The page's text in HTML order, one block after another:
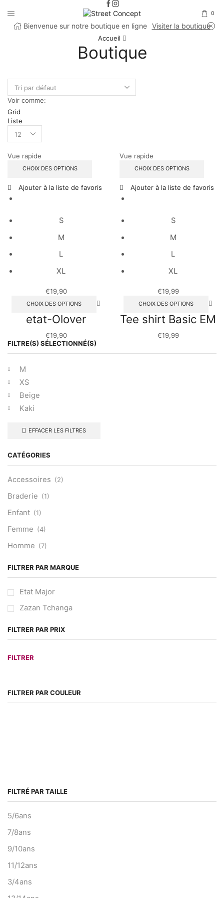
0
Bienvenue sur notre boutique en ligne Visiter la boutique
Accueil
Boutique
Voir comme:
Grid
Liste
per
Vue rapide
CHOIX DES OPTIONS
Ajouter à la liste de favoris
S
M
L
XL
€19,90
CHOIX DES OPTIONS
etat-Olover
€19,90
Vue rapide
CHOIX DES OPTIONS
Ajouter à la liste de favoris
S
M
L
XL
€19,99
CHOIX DES OPTIONS
Tee shirt Basic EM
€19,99
FILTRE(S) SÉLECTIONNÉ(S)
M
XS
Beige
Kaki
EFFACER LES FILTRES
CATÉGORIES
Accessoires (2)
Braderie (1)
Enfant (1)
Femme (4)
Homme (7)
FILTRER PAR MARQUE
Etat Major
Zazan Tchanga
FILTRER PAR PRIX
FILTRER
FILTRER PAR COULEUR
FILTRÉ PAR TAILLE
5/6ans
7/8ans
9/10ans
11/12ans
3/4ans